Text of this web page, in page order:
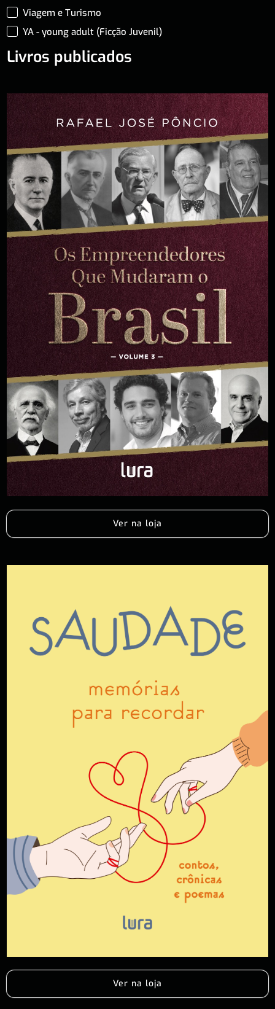
Viagem e Turismo
YA - young adult (Ficção Juvenil)
Livros publicados
Ver na loja
Ver na loja